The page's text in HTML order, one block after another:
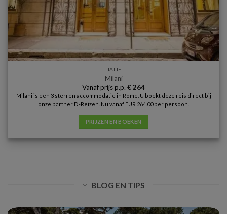
ITALIË
Milani
Vanaf prijs p.p. €264
Milani is een 3 sterren accommodatie in Rome. U boekt deze reis direct bij
onze partner D-Reizen. Nu vanaf EUR 264.00 per persoon.
PRIJZEN EN BOEKEN
BLOG EN TIPS